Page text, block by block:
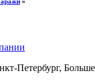
Петербург,